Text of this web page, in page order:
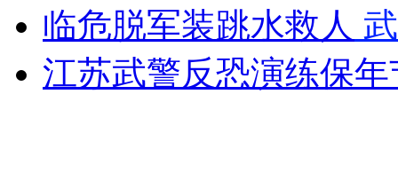
走！跟着总书记去植树
消防员救轻生者 花炮节热闹非凡 减压"枕头大战"
临危脱军装跳水救人
江苏武警反恐演练保年